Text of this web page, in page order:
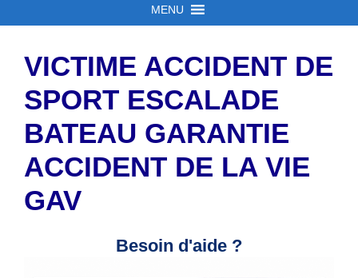
MENU
VICTIME ACCIDENT DE
SPORT ESCALADE
BATEAU GARANTIE
ACCIDENT DE LA VIE
GAV
Besoin d'aide ?